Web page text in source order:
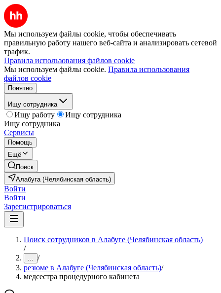
Мы используем файлы cookie, чтобы обеспечивать
правильную работу нашего веб-сайта и анализировать сетевой
трафик.
Правила использования файлов cookie
Мы используем файлы cookie. Правила использования
файлов cookie
Понятно
Ищу сотрудника
Ищу работу
Ищу сотрудника
Ищу сотрудника
Сервисы
Помощь
Ещё
Поиск
Алабуга (Челябинская область)
Войти
Войти
Зарегистрироваться
Поиск сотрудников в Алабуге (Челябинская область)
/
... /
резюме в Алабуге (Челябинская область)/
медсестра процедурного кабинета